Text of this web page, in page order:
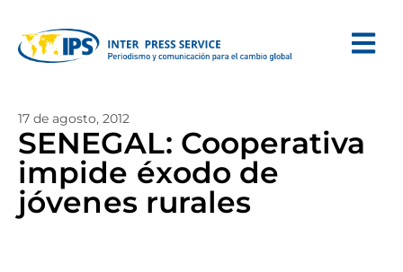
17 de agosto, 2012
SENEGAL: Cooperativa
impide éxodo de
jóvenes rurales